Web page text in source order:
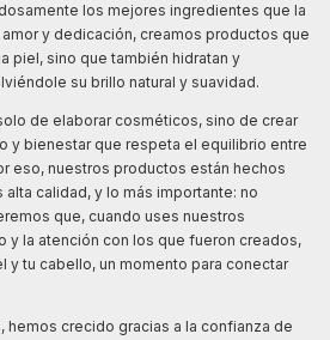
los mejores ingredientes que la
y dedicación, creamos productos que
piel, sino que también hidratan y
su brillo natural y suavidad.
de elaborar cosméticos, sino de crear
y bienestar que respeta el equilibrio entre
eso, nuestros productos están hechos
calidad, y lo más importante: no
que, cuando uses nuestros
y la atención con los que fueron creados,
y tu cabello, un momento para conectar
hemos crecido gracias a la confianza de